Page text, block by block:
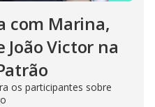
com Marina,
João Victor na
os participantes sobre